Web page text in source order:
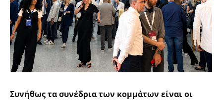
Συνήθως τα συνέδρια των κομμάτων είναι οι